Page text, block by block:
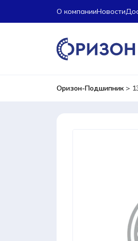
О компанииНовости
Оризон-Подшипник>